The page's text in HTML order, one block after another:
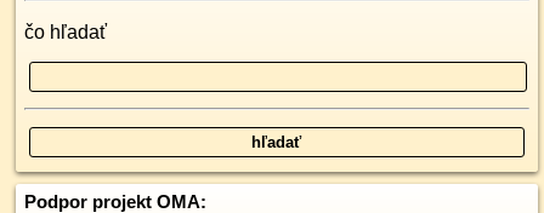
čo hľadať
Podpor projekt OMA: